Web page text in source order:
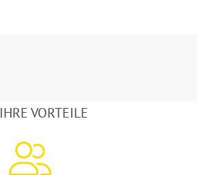
IHRE VORTEILE